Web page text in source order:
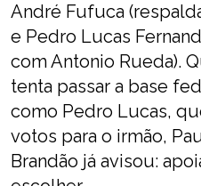
André Fufuca
e Pedro Lucas
com Antonio Rueda).
tenta passar a base
como Pedro Lucas,
votos para o irmão,
Brandão já avisou: